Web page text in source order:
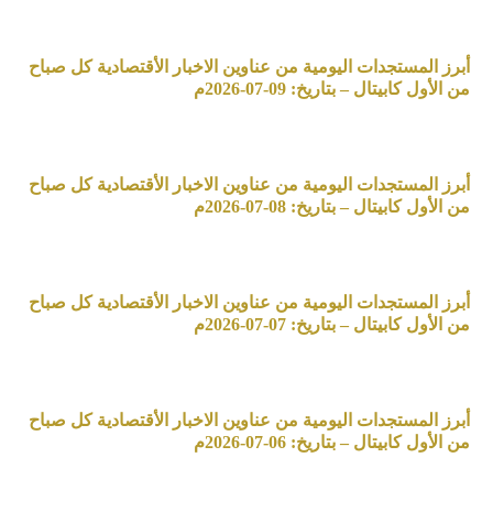
أبرز المستجدات اليومية من عناوين الاخبار الأقتصادية كل صباح
من الأول كابيتال – بتاريخ: 09-07-2026م
أبرز المستجدات اليومية من عناوين الاخبار الأقتصادية كل صباح
من الأول كابيتال – بتاريخ: 08-07-2026م
أبرز المستجدات اليومية من عناوين الاخبار الأقتصادية كل صباح
من الأول كابيتال – بتاريخ: 07-07-2026م
أبرز المستجدات اليومية من عناوين الاخبار الأقتصادية كل صباح
من الأول كابيتال – بتاريخ: 06-07-2026م